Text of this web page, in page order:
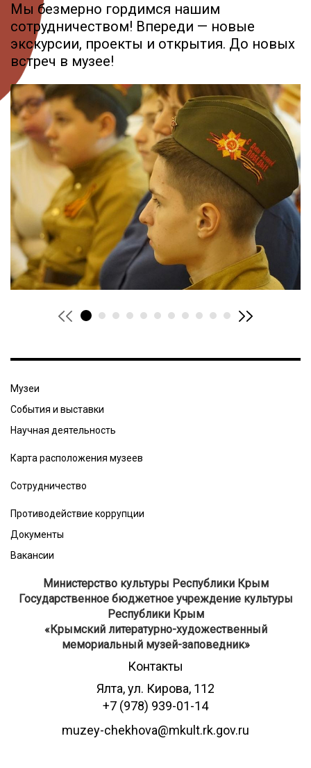
Мы безмерно гордимся нашим
сотрудничеством! Впереди — новые
экскурсии, проекты и открытия. До новых
встреч в музее!
Музеи
События и выставки
Научная деятельность
Карта расположения музеев
Сотрудничество
Противодействие коррупции
Документы
Вакансии
Министерство культуры Республики Крым
Государственное бюджетное учреждение культуры
Республики Крым
​«Крымский литературно-художественный
мемориальный музей-заповедник»
Контакты
Ялта, ул. Кирова, 112
+7 (978) 939-01-14
muzey-chekhova@mkult.rk.gov.ru